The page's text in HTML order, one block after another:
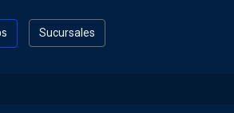
Sucursales